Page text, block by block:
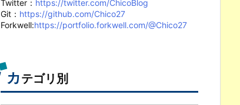
Twitter： https://twitter.com/ChicoBlog
Git： https://github.com/Chico27
Forkwell:https://portfolio.forkwell.com/@Chico27
カテゴリ別